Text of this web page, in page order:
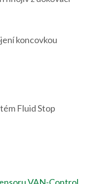
koncovkou
Fluid Stop